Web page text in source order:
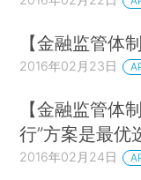
【金融监管体
2016年02月23日
【金融监管体
行”方案是最优
2016年02月24日